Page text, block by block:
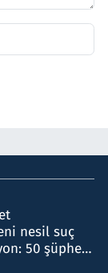
nesil suç
50 şüpheli